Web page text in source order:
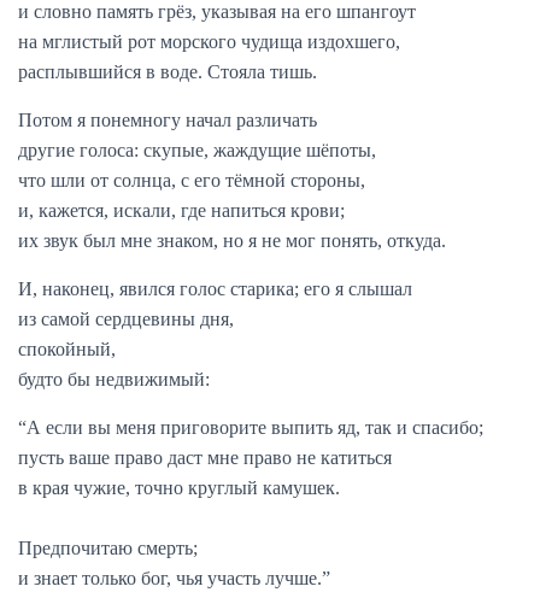
и словно память грёз, указывая на его шпангоут
на мглистый рот морского чудища издохшего,
расплывшийся в воде. Стояла тишь.
Потом я понемногу начал различать
другие голоса: скупые, жаждущие шёпоты,
что шли от солнца, с его тёмной стороны,
и, кажется, искали, где напиться крови;
их звук был мне знаком, но я не мог понять, откуда.
И, наконец, явился голос старика; его я слышал
из самой сердцевины дня,
спокойный,
будто бы недвижимый:
“А если вы меня приговорите выпить яд, так и спасибо;
пусть ваше право даст мне право не катиться
в края чужие, точно круглый камушек.
Предпочитаю смерть;
и знает только бог, чья участь лучше.”